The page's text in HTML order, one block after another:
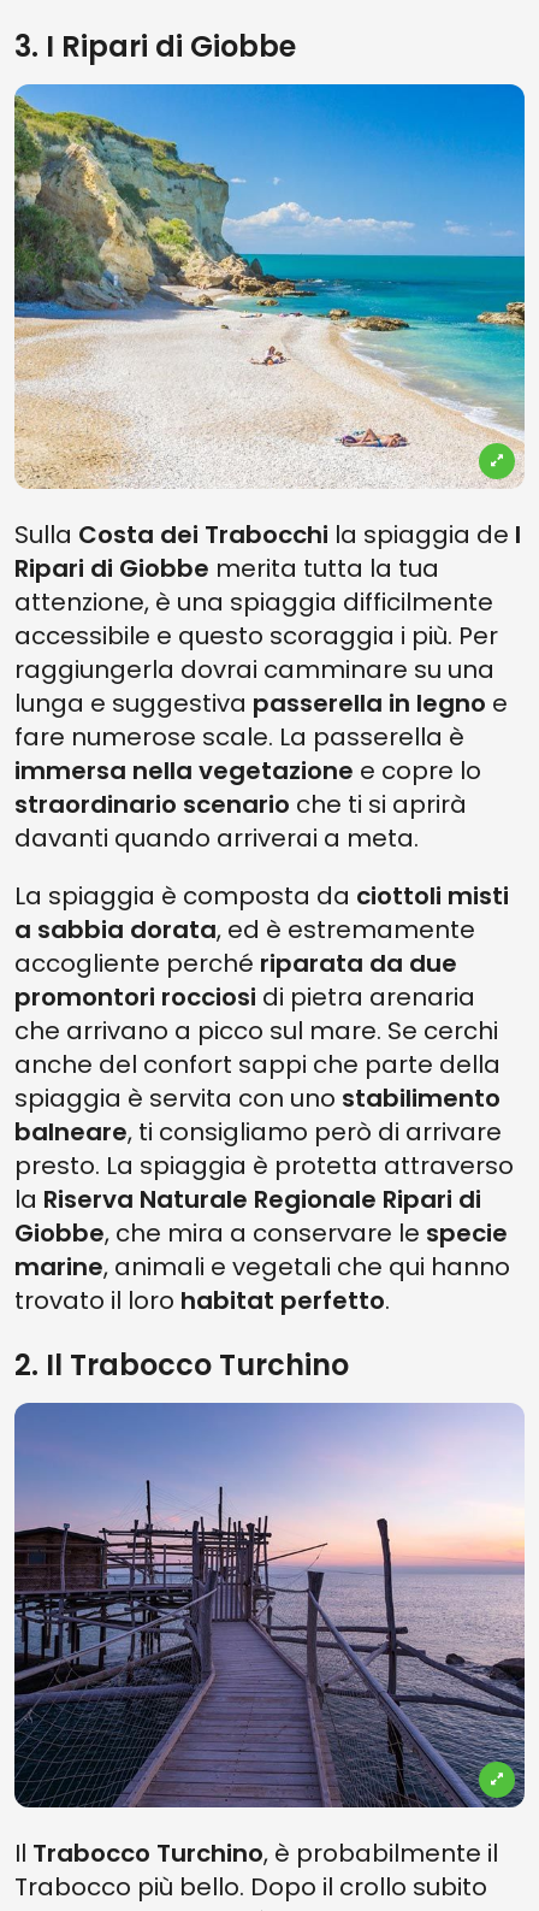
3. I Ripari di Giobbe
Sulla Costa dei Trabocchi la spiaggia de I
Ripari di Giobbe merita tutta la tua
attenzione, è una spiaggia difficilmente
accessibile e questo scoraggia i più. Per
raggiungerla dovrai camminare su una
lunga e suggestiva passerella in legno e
fare numerose scale. La passerella è
immersa nella vegetazione e copre lo
straordinario scenario che ti si aprirà
davanti quando arriverai a meta.
La spiaggia è composta da ciottoli misti
a sabbia dorata, ed è estremamente
accogliente perché riparata da due
promontori rocciosi di pietra arenaria
che arrivano a picco sul mare. Se cerchi
anche del confort sappi che parte della
spiaggia è servita con uno stabilimento
balneare, ti consigliamo però di arrivare
presto. La spiaggia è protetta attraverso
la Riserva Naturale Regionale Ripari di
Giobbe, che mira a conservare le specie
marine, animali e vegetali che qui hanno
trovato il loro habitat perfetto.
2. Il Trabocco Turchino
Il Trabocco Turchino, è probabilmente il
Trabocco più bello. Dopo il crollo subito